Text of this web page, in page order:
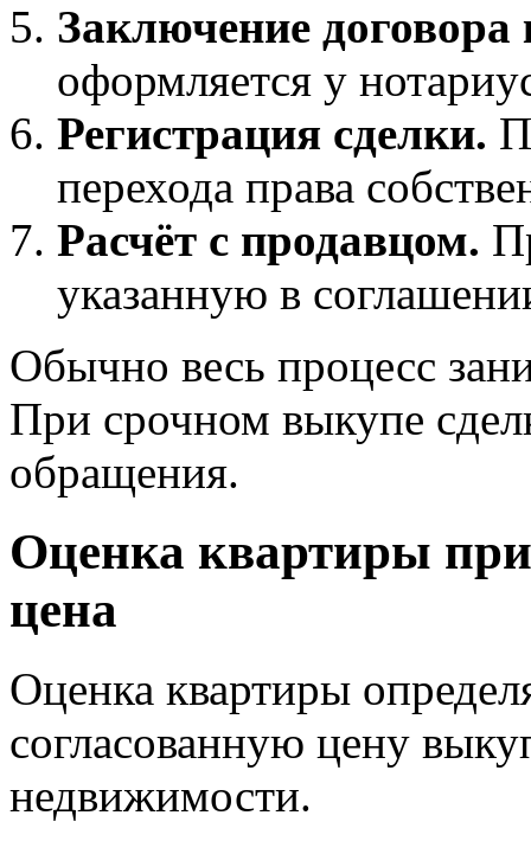
Заключение
оформляется у
Регистрация сделки.
перехода права
Расчёт с продавцом.
указанную в
Обычно весь процесс
При срочном выкупе
обращения.
Оценка квартиры
цена
Оценка квартиры
согласованную цену
недвижимости.